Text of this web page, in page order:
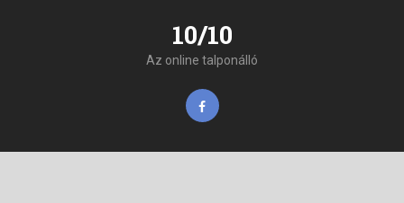
10/10
Az online talponálló